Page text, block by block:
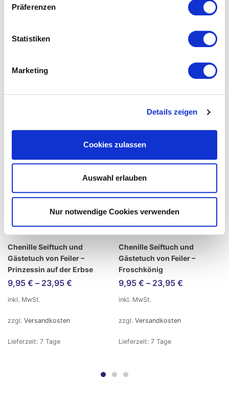
Präferenzen
Statistiken
Marketing
Details zeigen
Cookies zulassen
Auswahl erlauben
Nur notwendige Cookies verwenden
Chenille Seiftuch und
Gästetuch von Feiler –
Prinzessin auf der Erbse
9,95 € – 23,95 €
inkl. MwSt.
zzgl. Versandkosten
Lieferzeit: 7 Tage
Chenille Seiftuch und
Gästetuch von Feiler –
Froschkönig
9,95 € – 23,95 €
inkl. MwSt.
zzgl. Versandkosten
Lieferzeit: 7 Tage